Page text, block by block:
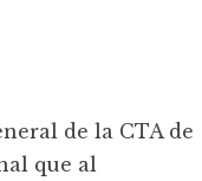
de la CTA de
que al